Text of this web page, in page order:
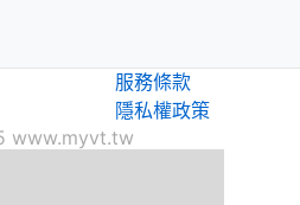
服務條款
隱私權政策
www.myvt.tw